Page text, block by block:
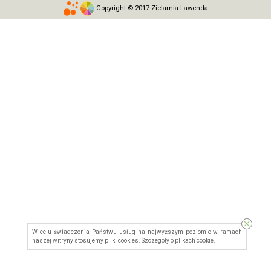
Copyright © 2017 Zielarnia Lawenda
W celu świadczenia Państwu usług na najwyższym poziomie w ramach
naszej witryny stosujemy pliki cookies. Szczegóły o plikach cookie.